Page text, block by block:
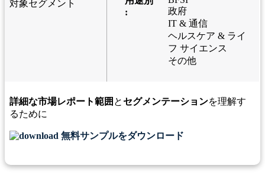
対象セグメント
:
政府
IT & 通信
ヘルスケア & ライ
フ サイエンス
その他
詳細な市場レポート範囲 と セグメンテーションを理解す
るために
無料サンプルをダウンロード